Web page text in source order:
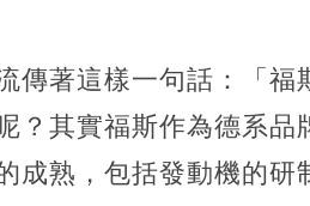
傳著這樣一句話：「
？其實福斯作為德系品
成熟，包括發動機的研